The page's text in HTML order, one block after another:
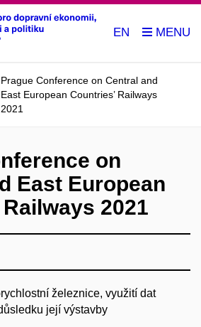
EN
Prague Conference on Central and
East European Countries’ Railways
2021
on
East European
2021
železnice, využití dat
její výstavby